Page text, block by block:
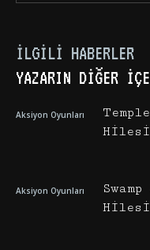
İLGILI HABERLER
YAZARIN DIĞER
Aksiyon Oyunları
Aksiyon Oyunları